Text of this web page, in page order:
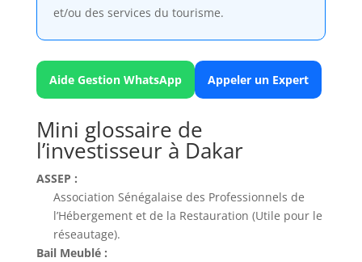
et/ou des services du tourisme.
Aide Gestion WhatsApp Appeler un Expert
Mini glossaire de
l’investisseur à Dakar
ASSEP :
Association Sénégalaise des Professionnels de
l’Hébergement et de la Restauration (Utile pour le
réseautage).
Bail Meublé :